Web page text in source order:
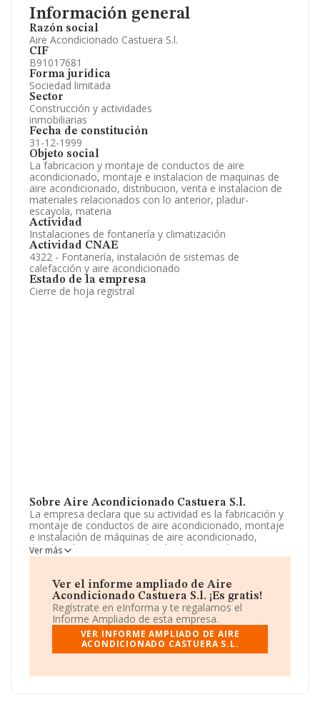
Información general
Razón social
Aire Acondicionado Castuera S.l.
CIF
B91017681
Forma jurídica
Sociedad limitada
Sector
Construcción y actividades
inmobiliarias
Fecha de constitución
31-12-1999
Objeto social
La fabricacion y montaje de conductos de aire
acondicionado, montaje e instalacion de maquinas de
aire acondicionado, distribucion, venta e instalacion de
materiales relacionados con lo anterior, pladur-
escayola, materia
Actividad
Instalaciones de fontanería y climatización
Actividad CNAE
4322 - Fontanería, instalación de sistemas de
calefacción y aire acondicionado
Estado de la empresa
Cierre de hoja registral
Sobre Aire Acondicionado Castuera S.l.
La empresa declara que su actividad es la fabricación y
montaje de conductos de aire acondicionado, montaje
e instalación de máquinas de aire acondicionado,
distribución, venta e instalación de materiales
relacionados con lo anterior, pladur-escayola, materia.
Su CNAE corresponde a 4322 con código 'Fontanería,
instalaciones de sistemas de calefacción y aire
acondicionado'. La compañía no tiene actividad en
mercados exteriores.
Teniendo en cuenta la información disponible en
INFORMA, ha dispuesto de un número de empleados
Ver más
Ver el informe ampliado de Aire
Acondicionado Castuera S.l. ¡Es gratis!
Regístrate en eInforma y te regalamos el
Informe Ampliado de esta empresa.
VER INFORME AMPLIADO DE AIRE
ACONDICIONADO CASTUERA S.L.
Información oficial y registral complementaria.